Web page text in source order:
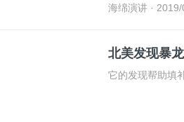
海绵演讲 ·
北美发现暴
它的发现帮助填